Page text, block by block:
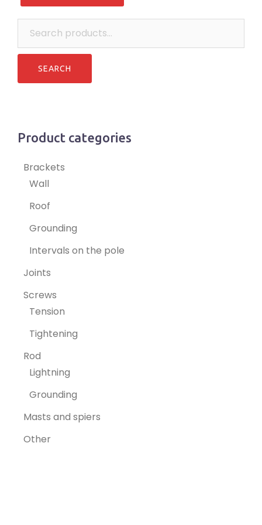
Product categories
Brackets
Wall
Roof
Grounding
Intervals on the pole
Joints
Screws
Tension
Tightening
Rod
Lightning
Grounding
Masts and spiers
Other